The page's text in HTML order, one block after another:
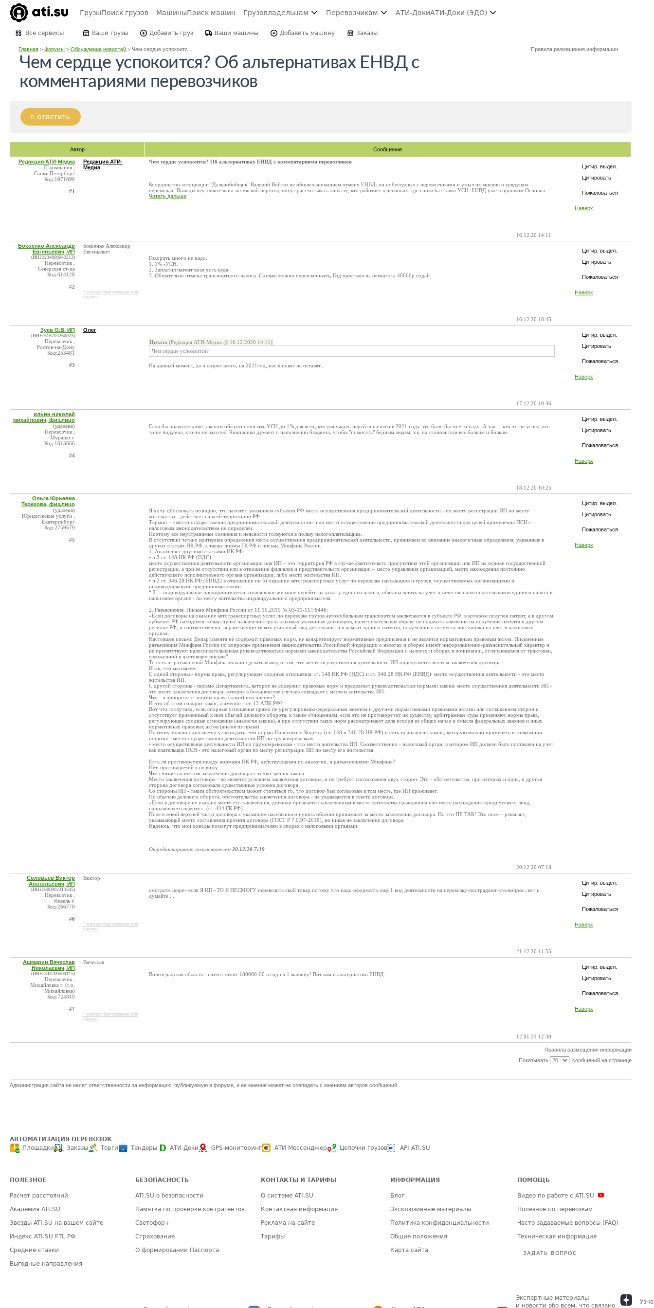
ГрузыПоиск грузов МашиныПоиск машин Грузовладельцам Перевозчикам АТИ-ДокиАТИ-Доки (ЭДО)
Все сервисы Ваши грузы Добавить груз Ваши машины Добавить машину Заказы
Главная >Форумы >Обсуждение новостей > Чем сердце успокоитс... Правила размещения информации
Чем сердце успокоится? Об альтернативах ЕНВД с
комментариями перевозчиков
ОТВЕТИТЬ
Автор Сообщение
Цитир. выдел.
Цитировать
Пожаловаться
Наверх
Редакция АТИ-Медиа
IT-компания ,
Санкт-Петербург
Код:1971890
#1
Редакция АТИ-
Медиа
Чем сердце успокоится? Об альтернативах ЕНВД с комментариями перевозчиков
Координатор ассоциации "Дальнобойщик" Валерий Войтко не обошел вниманием отмену ЕНВД: он побеседовал с перевозчиками и узнал их мнение о грядущих
переменах. Выводы неутешительны: на мягкий переход могут рассчитывать лишь те, кто работает в регионах, где снижена ставка УСН. ЕНВД уже в прошлом Основна ...
Читать дальше
16.12.20 14:11
Цитир. выдел.
Цитировать
Пожаловаться
Наверх
Бокоенко Александр
Евгеньевич, ИП
(ИНН:234800043213)
Перевозчик ,
Северская ст-ца
Код:614128
#2
Бокоенко Александр
Евгеньевич
* контакт был изменен или
удален
Говорить много не надо.
1. 1% -УСН.
2. Заплатил патент вози хоть куда
3. Обязательно отмена транспортного налога. Сколько можно переплачивать, Год простоял на ремонте а 40000р отдай.
16.12.20 18:45
Цитир. выдел.
Цитировать
Пожаловаться
Наверх
Зуев О.В. ИП
(ИНН:616704260023)
Перевозчик ,
Ростов-на-Дону
Код:253481
#3
Олег
Цитата (Редакция АТИ-Медиа @ 16.12.2020 14:11)
Чем сердце успокоится?
На данный момент, да и скорее всего, на 2021год, нас в покое не оставят...
17.12.20 10:36
Цитир. выдел.
Цитировать
Пожаловаться
Наверх
ильин николай
михайлович, физ.лицо
(удалена)
Перевозчик ,
Мураши г.
Код:1613666
#4
Если бы правительство законом обязало понизить УСН до 1% для всех, кто вынужден перейти на него в 2021 году-это было бы то что надо. А так.... кто-то не успел, кто-
то не подумал, кто-то не захотел. Чиновники думают о наполнении бюджета, чтобы "помогать" бедным людям, т.к. их становиться все больше и больше.
18.12.20 10:25
Цитир. выдел.
Цитировать
Пожаловаться
Наверх
Ольга Юрьевна
Терехова, физ.лицо
(удалена)
Юридические услуги ,
Екатеринбург
Код:2759579
#5
Я хочу обосновать позицию, что патент с указанием субъекта РФ места осуществления предпринимательской деятельности - по месту регистрации ИП по месту
жительства - действует на всей территории РФ.
Термин – «место осуществления предпринимательской деятельности» или место осуществления предпринимательской деятельности для целей применения ПСН»-
налоговым законодательством не определен.
Поэтому все неустранимые сомнения и неясности толкуются в пользу налогоплательщика.
В отсутствии четких критериев определения места осуществления предпринимательской деятельности, принимаем во внимание аналогичные определения, указанные в
других статьях НК РФ, а также нормы ГК РФ и письма Минфина России.
1. Аналогия с другими статьями НК РФ:
• п.2 ст. 148 НК РФ (НДС):
место осуществления деятельности организации или ИП – это территория РФ в случае фактического присутствия этой организации или ИП на основе государственной
регистрации, а при ее отсутствии или в отношении филиалов и представительств организации – место управления организацией, место нахождения постоянно
действующего исполнительного органа организации, либо место жительства ИП.
• п.2 ст. 346.28 НК РФ (ЕНВД) в отношении пп 5) оказание автотранспортных услуг по перевозке пассажиров и грузов, осуществляемых организациями и
индивидуальными предпринимателями ..
“ 2. .. индивидуальные предприниматели, изъявившие желание перейти на уплату единого налога, обязаны встать на учет в качестве налогоплательщиков единого налога в
налоговом органе - по месту жительства индивидуального предпринимателя
2. Разъяснения. Письмо Минфина России от 11.10.2019 № 03-11-11/78446:
«Если договоры на оказание автотранспортных услуг по перевозке грузов автомобильным транспортом заключаются в субъекте РФ, в котором получен патент, а в другом
субъекте РФ находится только пункт назначения груза в рамках указанных договоров, налогоплательщик вправе не подавать заявление на получение патента в другом
регионе РФ, и соответственно, вправе осуществлять указанный вид деятельности в рамках одного патента, полученного по месту постановки на учет в налоговых
органах.
Настоящее письмо Департамента не содержит правовых норм, не конкретизирует нормативные предписания и не является нормативным правовым актом. Письменные
разъяснения Минфина России по вопросам применения законодательства Российской Федерации о налогах и сборах имеют информационно-разъяснительный характер и
не препятствуют налогоплательщикам руководствоваться нормами законодательства Российской Федерации о налогах и сборах в понимании, отличающемся от трактовки,
изложенной в настоящем письме”.
То есть из разъяснений Минфина можно сделать вывод о том, что место осуществления деятельности ИП определяется местом заключения договора.
Итак, что мы имеем:
С одной стороны - нормы права, регулирующие сходные отношения: ст. 148 НК РФ (НДС) и ст. 346.28 НК РФ (ЕНВД): место осуществления деятельности - это место
жительства ИП.
С другой стороны - письмо Департамента, которое не содержит правовых норм и предлагает руководствоваться нормами закона: место осуществления деятельности ИП -
это место заключения договора, которое в большинстве случаев совпадает с местом жительства ИП.
Что - в приоритете: нормы права (закон) или письмо?
И что об этом говорит закон, а именно - ст. 13 АПК РФ?
Вот что: в случаях, если спорные отношения прямо не урегулированы федеральным законом и другими нормативными правовыми актами или соглашением сторон и
отсутствует применимый к ним обычай делового оборота, к таким отношениям, если это не противоречит их существу, арбитражные суды применяют нормы права,
регулирующие сходные отношения (аналогия закона), а при отсутствии таких норм рассматривают дела исходя из общих начал и смысла федеральных законов и иных
нормативных правовых актов (аналогия права).
Поэтому можно однозначно утверждать, что нормы Налогового Кодекса (ст. 148 и 346.28 НК РФ) и есть та аналогия закона, которую можно применять в толковании
понятия - место осуществления деятельности ИП по грузоперевозкам:
• место осуществления деятельности ИП по грузоперевозкам - это место жительства ИП. Соответственно - налоговый орган, в котором ИП должен быть поставлен на учет
как плательщик ПСН - это налоговый орган по месту регистрации ИП по месту его жительства.
Есть ли противоречия между нормами НК РФ, действующими по аналогии, и разъяснениями Минфина?
Нет, противоречий я не вижу.
Что считается местом заключения договора с точки зрения закона.
Место заключения договора - не является условием заключения договора, и не требует согласования двух сторон. Это - обстоятельства, при которых и одна, и другая
сторона договора согласовали существенные условия договора.
Со стороны ИП - таким обстоятельством может считаться то, что договор был согласован в том месте, где ИП проживает.
По обычаю делового оборота, обстоятельства заключения договора - не указываются в тексте договора.
«Если в договоре не указано место его заключения, договор признается заключенным в месте жительства гражданина или месте нахождения юридического лица,
направившего оферту». (ст. 444 ГК РФ).
Поле в левой верхней части договора с указанием населенного пункта обычно принимают за место заключения договора. Но это НЕ ТАК! Это поле – реквизит,
указывающий место составления проекта договора (ГОСТ Р 7.0.97-2016), но никак не заключение договора.
Надеюсь, что мои доводы помогут предпринимателям в спорах с налоговыми органами.
Отредактировано пользователем 20.12.20 7:19
20.12.20 07:18
Цитир. выдел.
Цитировать
Пожаловаться
Наверх
Соловьев Виктор
Анатольевич, ИП
(ИНН:600902313505)
Перевозчик ,
Невель г.
Код:266778
#6
Виктор
* контакт был изменен или
удален
смотрите шире--если Я ИП--ТО Я НЕСМОГУ перевозить свой товар потому что надо оформлять ещё 1 вид деятельности на перевозку-пострадают кто-вопрос..вот и
думайте ....
21.12.20 11:55
Цитир. выдел.
Цитировать
Пожаловаться
Наверх
Ашмарин Вячеслав
Николаевич, ИП
(ИНН:343700504115)
Перевозчик ,
Михайловка г. (г.о.
Михайловка)
Код:724819
#7
Вячеслав
* контакт был изменен или
удален
Волгоградская область - патент стоит 180000-00 в год на 1 машину! Вот вам и альтернатива ЕНВД.
12.01.21 12:30
Правила размещения информации
Показывать
сообщений на странице
Администрация сайта не несет ответственности за информацию, публикуемую в форуме, и ее мнение может не совпадать с мнением авторов сообщений.
АВТОМАТИЗАЦИЯ ПЕРЕВОЗОК
Площадки
Заказы Торги Тендеры АТИ-Доки GPS-мониторинг АТИ Мессенджер Цепочки грузов API ATI.SU
ПОЛЕЗНОЕ
Расчет расстояний
Академия ATI.SU
Звезды ATI.SU на вашем сайте
Индекс ATI.SU FTL РФ
Средние ставки
Выгодные направления
БЕЗОПАСНОСТЬ
ATI.SU о безопасности
Памятка по проверке контрагентов
Светофор+
Страхование
О формировании Паспорта
КОНТАКТЫ И ТАРИФЫ
О системе ATI.SU
Контактная информация
Реклама на сайте
Тарифы
ИНФОРМАЦИЯ
Блог
Эксклюзивные материалы
Политика конфиденциальности
Общие положения
Карта сайта
ПОМОЩЬ
Видео по работе с ATI.SU
Полезное по перевозкам
Часто задаваемые вопросы (FAQ)
Техническая информация
ЗАДАТЬ ВОПРОС
Экспертные материалы
и новости обо всем, что связано